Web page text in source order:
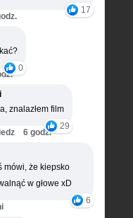
17
0
znalazłem film
29
6 godz.
mówi, że kiepsko
w głowe xD
6